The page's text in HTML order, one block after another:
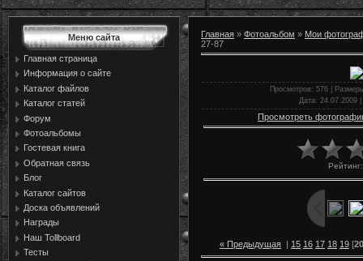
Меню сайта
Главная страница
Информация о сайте
Каталог файлов
Каталог статей
Форум
Фотоальбомы
Гостевая книга
Обратная связь
Блог
Каталог сайтов
Доска объявлений
Награды
Наш Tollboard
Тесты
Главная » Фотоальбом » Мои
27-87
Просмотров: 576 |
Дата: 24.07.2009 |
Просмотреть
Рейтинг
« Предыдущая | 15 16 17 18 19 [20